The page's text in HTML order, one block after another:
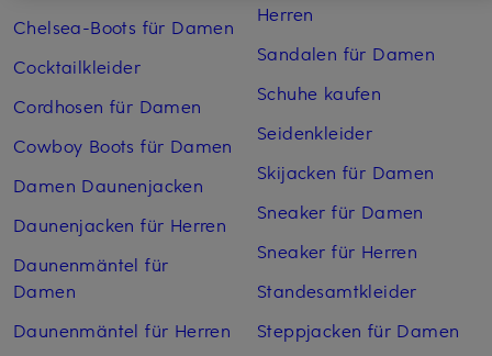
Chelsea-Boots für Damen
Cocktailkleider
Cordhosen für Damen
Cowboy Boots für Damen
Damen Daunenjacken
Daunenjacken für Herren
Daunenmäntel für
Damen
Daunenmäntel für Herren
Herren
Sandalen für Damen
Schuhe kaufen
Seidenkleider
Skijacken für Damen
Sneaker für Damen
Sneaker für Herren
Standesamtkleider
Steppjacken für Damen